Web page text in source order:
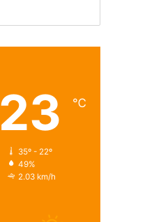
23 ℃
35º - 22º
49%
2.03 km/h